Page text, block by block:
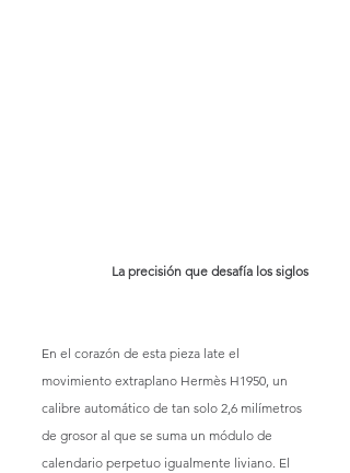
La precisión que desafía los siglos
En el corazón de esta pieza late el
movimiento extraplano Hermès H1950, un
calibre automático de tan solo 2,6 milímetros
de grosor al que se suma un módulo de
calendario perpetuo igualmente liviano. El